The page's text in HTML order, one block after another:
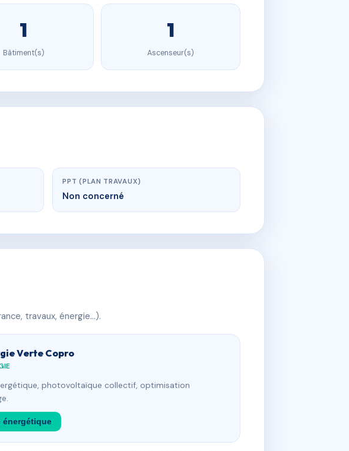
1
Bâtiment(s)
1
Ascenseur(s)
PPT (PLAN TRAVAUX)
Non concerné
travaux, énergie…).
Verte Copro
photovoltaïque collectif, optimisation
énergétique